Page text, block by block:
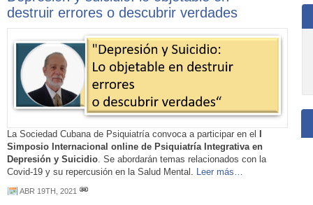
destruir errores o descubrir verdades
La Sociedad Cubana de Psiquiatría convoca a participar en el
Simposio Internacional online de Psiquiatría Integrativa en
Depresión y Suicidio. Se abordarán temas relacionados con la
Covid-19 y su repercusión en la Salud Mental. Leer más…
ABR 19TH, 2021